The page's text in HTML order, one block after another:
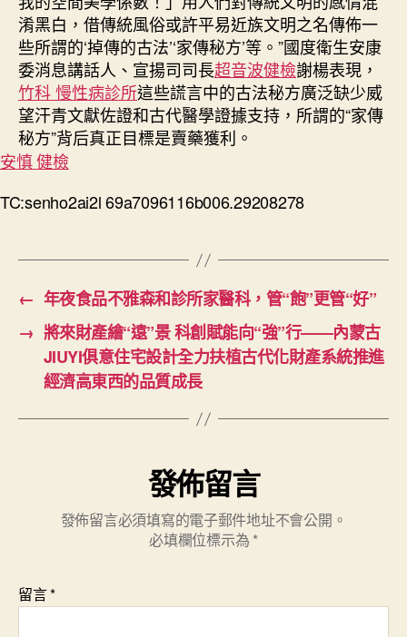
淆黑白，借傳統風俗或許平易近族文明之名傳佈一
些所謂的‘掉傳的古法’‘家傳秘方’等。”國度衛生安康
委消息講話人、宣揚司司長超音波健檢謝楊表現，
竹科 慢性病診所這些謊言中的古法秘方廣泛缺少威
望汗青文獻佐證和古代醫學證據支持，所謂的“家傳
秘方”背后真正目標是賣藥獲利。
安慎 健檢
TC:senho2ai2l 69a7096116b006.29208278
← 年夜食品不雅森和診所家醫科，管“飽”更管“好”
→ 將來財產繪“遠”景 科創賦能向“強”行——內蒙古
JIUYI俱意住宅設計全力扶植古代化財產系統推進
經濟高東西的品質成長
發佈留言
發佈留言必須填寫的電子郵件地址不會公開。
必填欄位標示為 *
留言*